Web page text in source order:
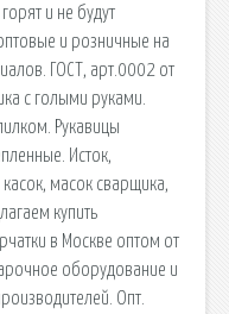
и не будут
и розничные на
ГОСТ, арт.0002 от
с голыми руками.
Рукавицы
Исток,
масок сварщика,
купить
в Москве оптом от
оборудование и
Опт.